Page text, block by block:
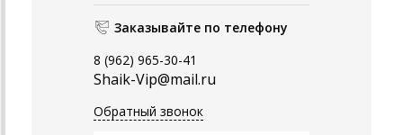
Заказывайте по телефону
8 (962) 965-30-41
Shaik-Vip@mail.ru
Обратный звонок